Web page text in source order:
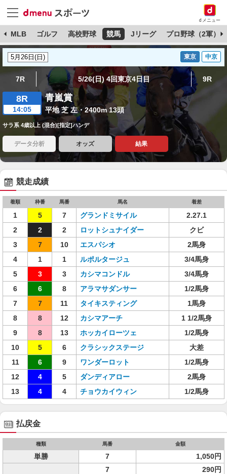
dメニュー
MLB ゴルフ 高校野球 競馬 Jリーグ プロ野球（2軍）
東京 中京
7R 5/26(日) 4回東京4日目 9R
8R
14:05
青嵐賞
平地 芝 左・2400m 13頭
サラ系 4歳以上 (混合)[指定]ハンデ
データ分析 オッズ 結果
競走成績
着順 枠番 馬番 馬名 着差
1 5 7 グランドミサイル
2.27.1
2
2 2 ロットシュナイダー
クビ
3
7 10 エスパシオ
2馬身
4
1 1 ルポルタージュ
3/4馬身
5
3 3 カシマコンドル
3/4馬身
6
6 8 アラマサダンサー
1/2馬身
7
7 11 タイキスティング
1馬身
8
8 12 カシマアーチ
1 1/2馬身
9
8 13 ホッカイローツェ
1/2馬身
10
5 6 クラシックステージ
大差
11
6 9 ワンダーロット
1/2馬身
12
4 5 ダンディアロー
2馬身
13
4 4 チョウカイウィン 1/2馬身
払戻金
種類 馬番 金額
単勝 7 1,050円
7
290円